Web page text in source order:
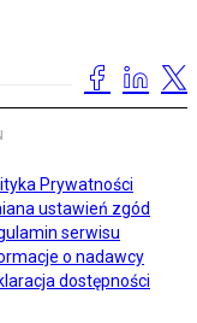
Prywatności
ustawień zgód
serwisu
o nadawcy
dostępności